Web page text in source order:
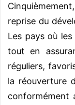
reprise du
Les pays où
tout en
réguliers,
la réouverture
conformément